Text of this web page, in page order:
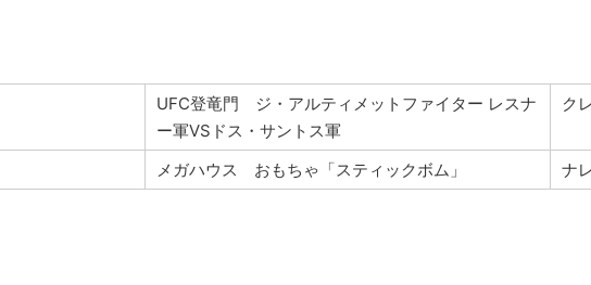
UFC登竜門 ジ・アルティメットファイター レスナ
ー軍VSドス・サントス軍
ク
メガハウス おもちゃ「スティックボム」 ナ